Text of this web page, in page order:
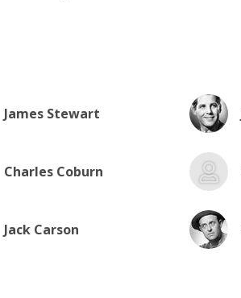
James Stewart
Charles Coburn
Jack Carson